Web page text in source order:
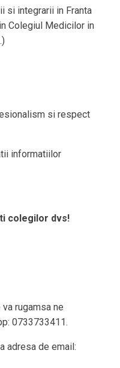
si integrarii in Franta
Colegiul Medicilor in
si respect
informatiilor
colegilor dvs!
rugamsa ne
0733733411.
adresa de email: